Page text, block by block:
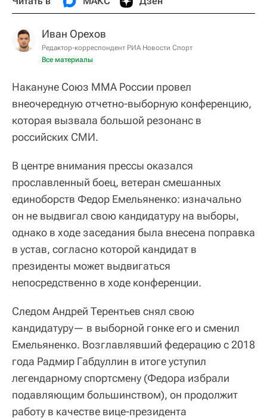
Иван Орехов
Редактор-корреспондент РИА Новости Спорт
Все материалы
Накануне Союз ММА России провел
внеочередную отчетно-выборную конференцию,
которая вызвала большой резонанс в
российских СМИ.
В центре внимания прессы оказался
прославленный боец, ветеран смешанных
единоборств Федор Емельяненко: изначально
он не выдвигал свою кандидатуру на выборы,
однако в ходе заседания была внесена поправка
в устав, согласно которой кандидат в
президенты может выдвигаться
непосредственно в ходе конференции.
Следом Андрей Терентьев снял свою
кандидатуру— в выборной гонке его и сменил
Емельяненко. Возглавлявший федерацию с 2018
года Радмир Габдуллин в итоге уступил
легендарному спортсмену (Федора избрали
подавляющим большинством), он продолжит
работу в качестве вице-президента